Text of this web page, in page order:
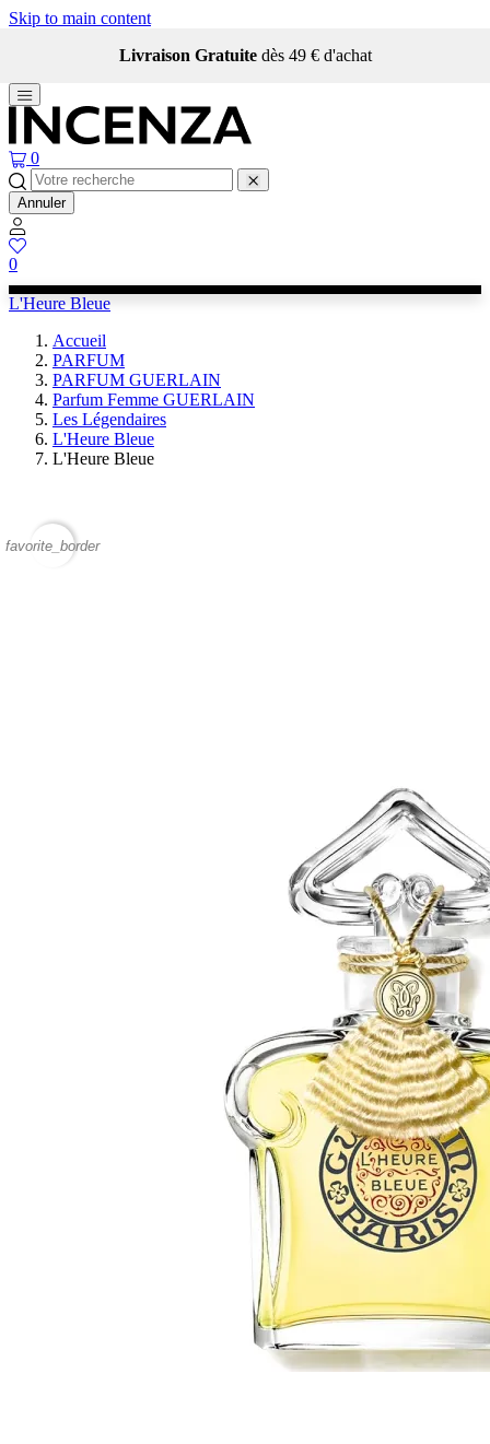
Skip to main content
Livraison Gratuite dès 49 € d'achat
0
Annuler
0
L'Heure Bleue
Accueil
PARFUM
PARFUM GUERLAIN
Parfum Femme GUERLAIN
Les Légendaires
L'Heure Bleue
L'Heure Bleue
favorite_border